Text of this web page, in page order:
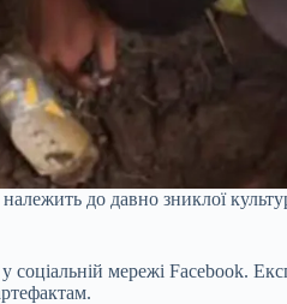
до давно зниклої
мережі Facebook.